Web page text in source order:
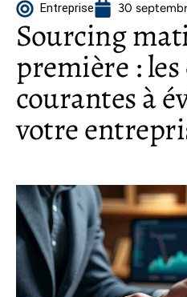
Entreprise 30
Sourcing
première :
courantes à
votre